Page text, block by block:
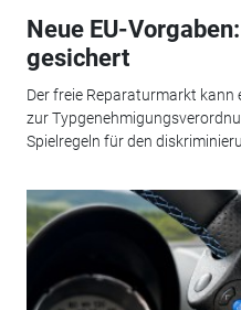
Neue EU-
gesichert
Der freie Reparaturmarkt kann
zur
Spielregeln für den